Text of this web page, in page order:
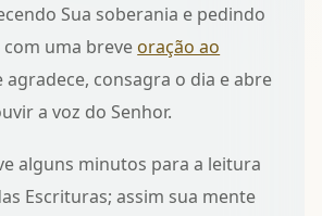
Sua soberania e pedindo
uma breve oração ao
agradece, consagra o dia e abre
a voz do Senhor.
alguns minutos para a leitura
Escrituras; assim sua mente